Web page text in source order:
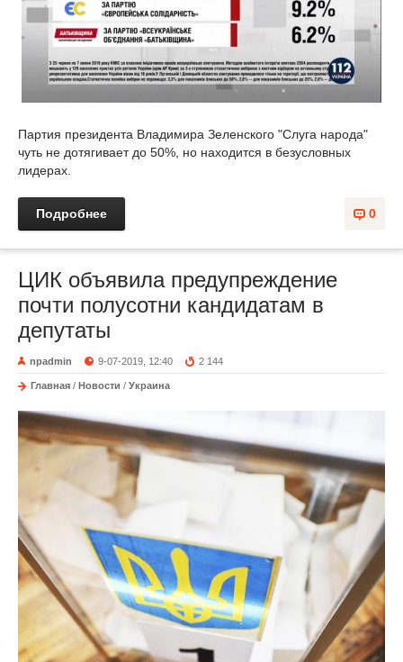
Партия президента Владимира Зеленского "Слуга народа"
чуть не дотягивает до 50%, но находится в безусловных
лидерах.
0
Подробнее
ЦИК объявила предупреждение
почти полусотни кандидатам в
депутаты
npadmin 9-07-2019, 12:40 2 144
Главная / Новости / Украина